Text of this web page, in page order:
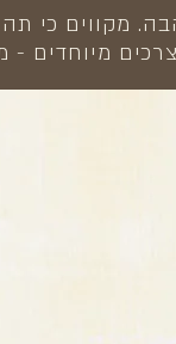
מקווים כי
מיוחדים -